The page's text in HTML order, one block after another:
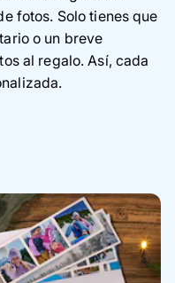
fotos. Solo tienes que
o un breve
al regalo. Así, cada